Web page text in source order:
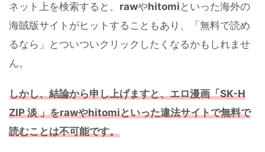
ネット上を検索すると、 rawやhitomi といった海外の
海賊版サイトがヒットすることもあり、「無料で読め
るなら」とついついクリックしたくなるかもしれませ
ん。
しかし、結論から申し上げますと、エロ漫画「SK-H
ZIP 淡 」をrawやhitomiといった違法サイトで無料で
読むことは不可能です。